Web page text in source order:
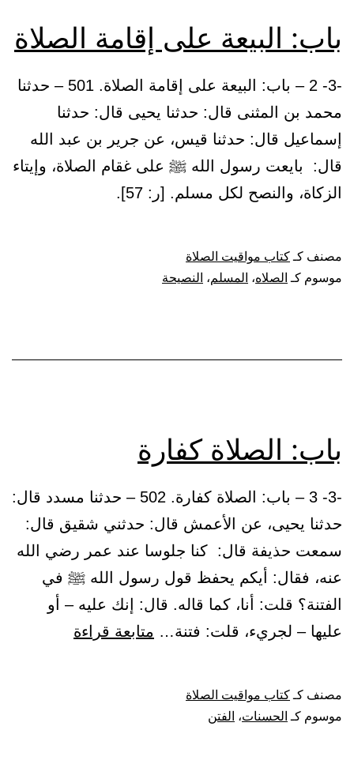
باب: البيعة على إقامة الصلاة
-3- 2 – باب: البيعة على إقامة الصلاة. 501 – حدثنا
محمد بن المثنى قال: حدثنا يحيى قال: حدثنا
إسماعيل قال: حدثنا قيس، عن جرير بن عبد الله
قال: بايعت رسول الله ﷺ على غقام الصلاة، وإيتاء
الزكاة، والنصح لكل مسلم. [ر: 57].
مصنف كـكتاب مواقيت الصلاة
موسوم كـ الصلاه، المسلم، النصيحة
باب: الصلاة كفارة
-3- 3 – باب: الصلاة كفارة. 502 – حدثنا مسدد قال:
حدثنا يحيى، عن الأعمش قال: حدثني شقيق قال:
سمعت حذيفة قال: كنا جلوسا عند عمر رضي الله
عنه، فقال: أيكم يحفظ قول رسول الله ﷺ في
الفتنة؟ قلت: أنا، كما قاله. قال: إنك عليه – أو
عليها – لجريء، قلت: فتنة… متابعة قراءة
مصنف كـ كتاب مواقيت الصلاة
موسوم كـ الحسنات، الفتن